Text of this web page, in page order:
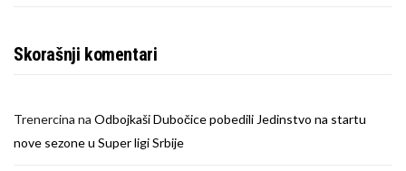
Skorašnji komentari
Trenercina na Odbojkaši Dubočice pobedili Jedinstvo na startu
nove sezone u Super ligi Srbije